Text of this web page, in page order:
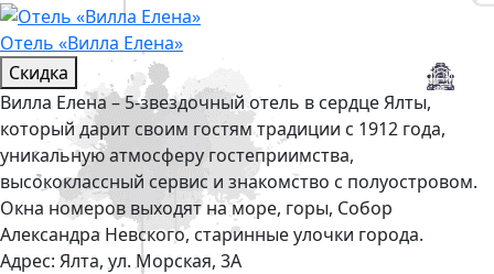
Отель «Вилла Елена»
Скидка
Вилла Елена – 5-звездочный отель в сердце Ялты,
который дарит своим гостям традиции с 1912 года,
уникальную атмосферу гостеприимства,
высококлассный сервис и знакомство с полуостровом.
Окна номеров выходят на море, горы, Собор
Александра Невского, старинные улочки города.
Адрес: Ялта, ул. Морская, 3А